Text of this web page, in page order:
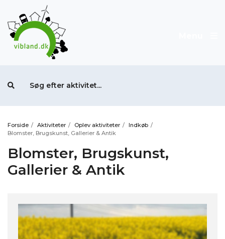
Forside / Aktiviteter / Oplev aktiviteter / Indkøb /
Blomster, Brugskunst, Gallerier & Antik
Blomster, Brugskunst,
Gallerier & Antik